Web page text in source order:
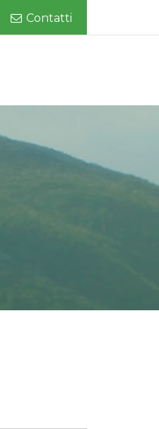
Contatti